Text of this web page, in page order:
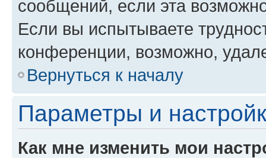
сообщений, если эта
Если вы испытываете
конференции, возможно,
Вернуться к началу
Параметры и
Как мне изменить мои